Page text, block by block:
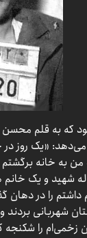
به قلم محسن
«یک روز در
به خانه برگشتم
بر این یک دختر بچه ۶
را در دهان
شهربانی بردند
زخمی‌ام را شکنجه